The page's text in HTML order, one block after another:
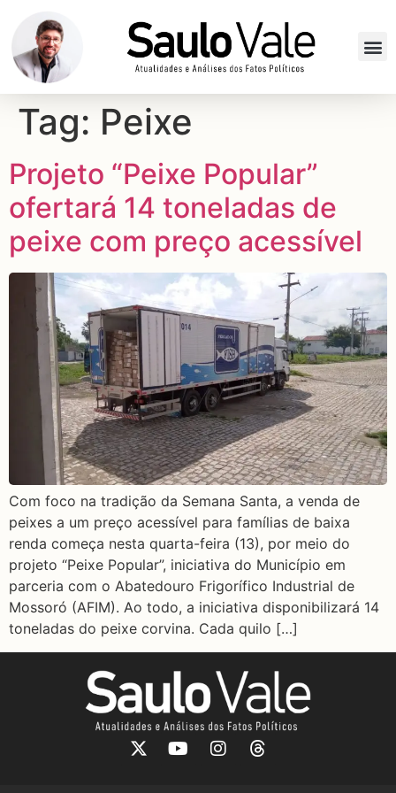
Tag: Peixe
Projeto “Peixe Popular”
ofertará 14 toneladas de
peixe com preço acessível
Com foco na tradição da Semana Santa, a venda de
peixes a um preço acessível para famílias de baixa
renda começa nesta quarta-feira (13), por meio do
projeto “Peixe Popular”, iniciativa do Município em
parceria com o Abatedouro Frigorífico Industrial de
Mossoró (AFIM). Ao todo, a iniciativa disponibilizará 14
toneladas do peixe corvina. Cada quilo […]